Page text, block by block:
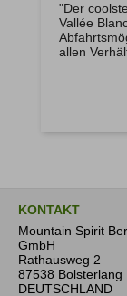
"Der
Vallée
allen
KONTAKT
Mountain Spirit
GmbH
Rathausweg 2
87538 Bolsterlang
DEUTSCHLAND